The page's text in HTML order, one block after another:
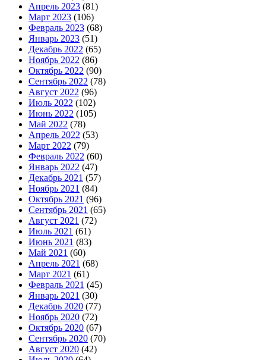
Апрель 2023 (81)
Март 2023 (106)
Февраль 2023 (68)
Январь 2023 (51)
Декабрь 2022 (65)
Ноябрь 2022 (86)
Октябрь 2022 (90)
Сентябрь 2022 (78)
Август 2022 (96)
Июль 2022 (102)
Июнь 2022 (105)
Май 2022 (78)
Апрель 2022 (53)
Март 2022 (79)
Февраль 2022 (60)
Январь 2022 (47)
Декабрь 2021 (57)
Ноябрь 2021 (84)
Октябрь 2021 (96)
Сентябрь 2021 (65)
Август 2021 (72)
Июль 2021 (61)
Июнь 2021 (83)
Май 2021 (60)
Апрель 2021 (68)
Март 2021 (61)
Февраль 2021 (45)
Январь 2021 (30)
Декабрь 2020 (77)
Ноябрь 2020 (72)
Октябрь 2020 (67)
Сентябрь 2020 (70)
Август 2020 (42)